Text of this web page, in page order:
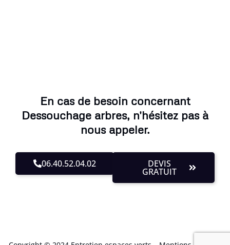
En cas de besoin concernant
Dessouchage arbres, n'hésitez pas à
nous appeler.
06.40.52.04.02 DEVIS
GRATUIT